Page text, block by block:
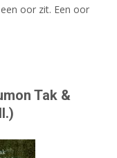
oor zit. Een oor
Tak &